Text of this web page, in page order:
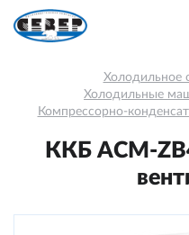
Холодильное
Холодильные
Компрессорно-
ККБ ACM-